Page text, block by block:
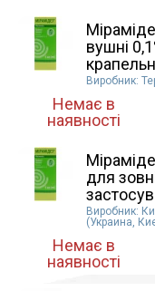
вушні
Виробник:
Немає в
наявності
для
Виробник:
(Украина,
Немає в
наявності